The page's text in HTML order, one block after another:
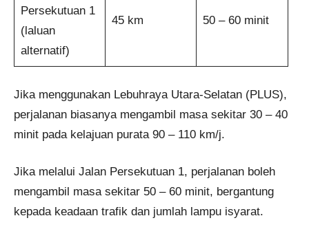
Persekutuan 1
(laluan
alternatif)
45 km 50 – 60 minit
Jika menggunakan Lebuhraya Utara-Selatan (PLUS),
perjalanan biasanya mengambil masa sekitar 30 – 40
minit pada kelajuan purata 90 – 110 km/j.
Jika melalui Jalan Persekutuan 1, perjalanan boleh
mengambil masa sekitar 50 – 60 minit, bergantung
kepada keadaan trafik dan jumlah lampu isyarat.